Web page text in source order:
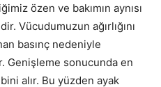
özen ve bakımın aynısı
Vücudumuzun ağırlığını
basınç nedeniyle
Genişleme sonucunda en
alır. Bu yüzden ayak